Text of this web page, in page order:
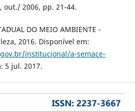
out./ 2006, pp. 21-44.
DO MEIO AMBIENTE -
2016. Disponível em:
institucional/a-semace-
5 jul. 2017.